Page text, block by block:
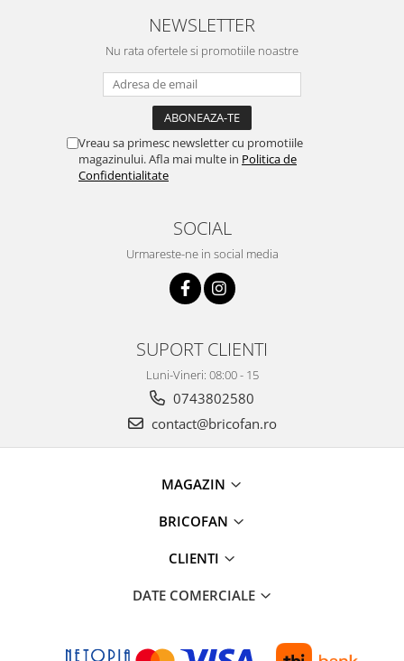
Iluminat & electrice
Prelungitoare & cabluri electrice
Conectori/doze
Corpuri de iluminat
Aparate de spalat cu presiune si
Accesorii aparatele de spalat cu
presiune
Aparate de spalat cu presiune
Articole si accesorii pentru baie
Baterii lavoar
NEWSLETTER
Nu rata ofertele si promotiile noastre
Vreau sa primesc newsletter cu promotiile
magazinului. Afla mai multe in Politica de
Confidentialitate
SOCIAL
Urmareste-ne in social media
SUPORT CLIENTI
Luni-Vineri: 08:00 - 15
0743802580
contact@bricofan.ro
MAGAZIN
BRICOFAN
CLIENTI
DATE COMERCIALE